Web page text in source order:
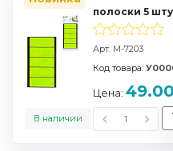
полоски 5
Арт. M-7203
В наличии
Код товара:
Цена: 49.00